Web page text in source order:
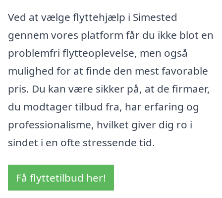
Ved at vælge flyttehjælp i Simested
gennem vores platform får du ikke blot en
problemfri flytteoplevelse, men også
mulighed for at finde den mest favorable
pris. Du kan være sikker på, at de firmaer,
du modtager tilbud fra, har erfaring og
professionalisme, hvilket giver dig ro i
sindet i en ofte stressende tid.
Få flyttetilbud her!